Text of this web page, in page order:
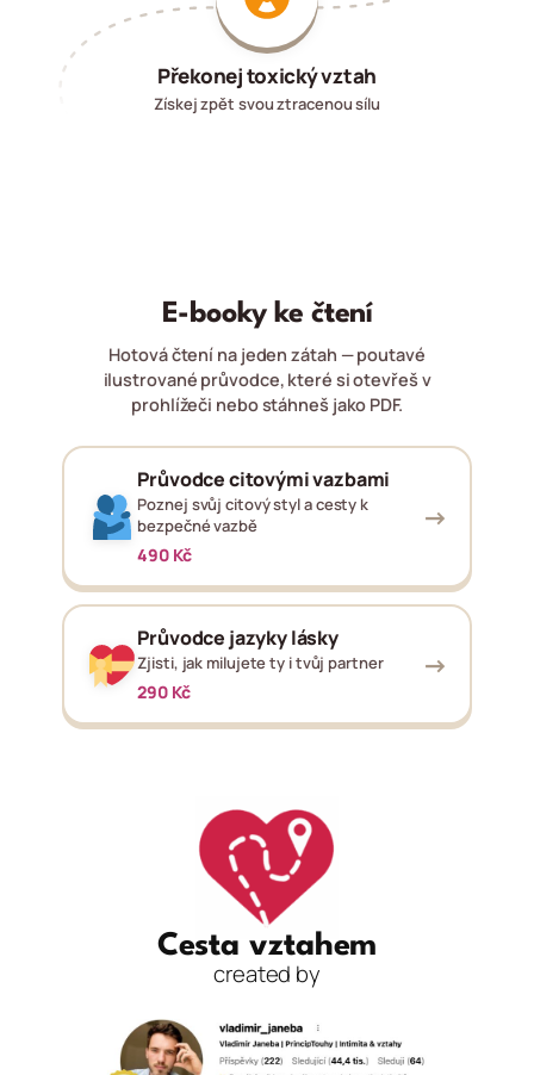
Překonej toxický vztah
Získej zpět svou ztracenou sílu
E-booky ke čtení
Hotová čtení na jeden zátah — poutavé
ilustrované průvodce, které si otevřeš v
prohlížeči nebo stáhneš jako PDF.
Průvodce citovými vazbami
Poznej svůj citový styl a cesty k
bezpečné vazbě
490 Kč
→
Průvodce jazyky lásky
Zjisti, jak milujete ty i tvůj partner
290 Kč
→
Cesta vztahem
created by